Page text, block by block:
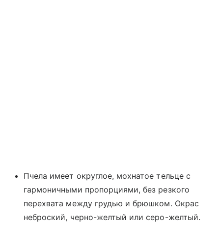
Пчела имеет округлое, мохнатое тельце с
гармоничными пропорциями, без резкого
перехвата между грудью и брюшком. Окрас
неброский, черно-желтый или серо-желтый.